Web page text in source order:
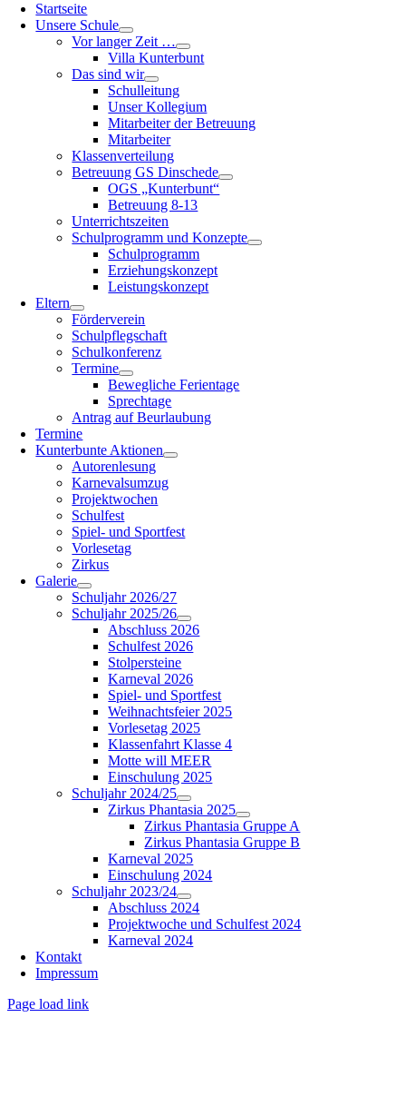
Startseite
Unsere Schule
Vor langer Zeit …
Villa Kunterbunt
Das sind wir
Schulleitung
Unser Kollegium
Mitarbeiter der Betreuung
Mitarbeiter
Klassenverteilung
Betreuung GS Dinschede
OGS „Kunterbunt“
Betreuung 8-13
Unterrichtszeiten
Schulprogramm und Konzepte
Schulprogramm
Erziehungskonzept
Leistungskonzept
Eltern
Förderverein
Schulpflegschaft
Schulkonferenz
Termine
Bewegliche Ferientage
Sprechtage
Antrag auf Beurlaubung
Termine
Kunterbunte Aktionen
Autorenlesung
Karnevalsumzug
Projektwochen
Schulfest
Spiel- und Sportfest
Vorlesetag
Zirkus
Galerie
Schuljahr 2026/27
Schuljahr 2025/26
Abschluss 2026
Schulfest 2026
Stolpersteine
Karneval 2026
Spiel- und Sportfest
Weihnachtsfeier 2025
Vorlesetag 2025
Klassenfahrt Klasse 4
Motte will MEER
Einschulung 2025
Schuljahr 2024/25
Zirkus Phantasia 2025
Zirkus Phantasia Gruppe A
Zirkus Phantasia Gruppe B
Karneval 2025
Einschulung 2024
Schuljahr 2023/24
Abschluss 2024
Projektwoche und Schulfest 2024
Karneval 2024
Kontakt
Impressum
Page load link